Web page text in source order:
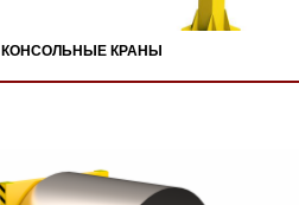
КОНСОЛЬНЫЕ КРАНЫ